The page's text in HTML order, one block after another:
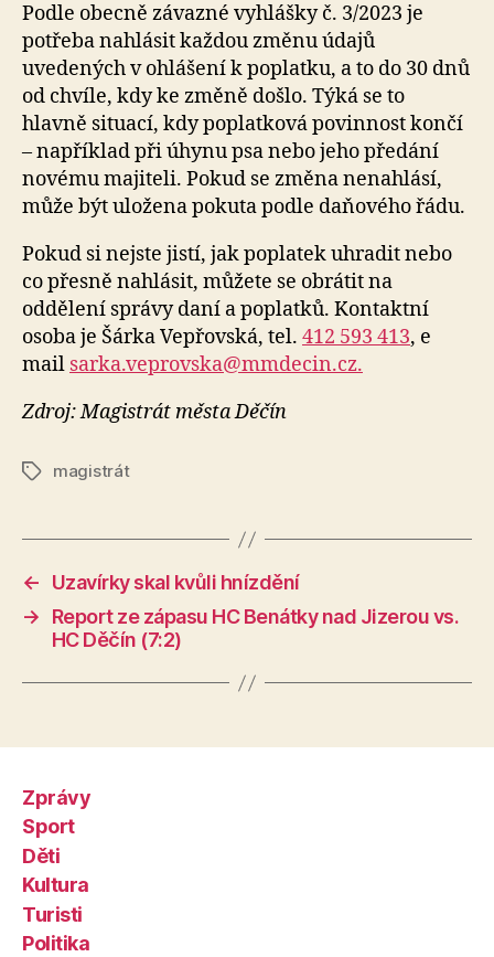
Podle obecně závazné vyhlášky č. 3/2023 je
potřeba nahlásit každou změnu údajů
uvedených v ohlášení k poplatku, a to do 30 dnů
od chvíle, kdy ke změně došlo. Týká se to
hlavně situací, kdy poplatková povinnost končí
– například při úhynu psa nebo jeho předání
novému majiteli. Pokud se změna nenahlásí,
může být uložena pokuta podle daňového řádu.
Pokud si nejste jistí, jak poplatek uhradit nebo
co přesně nahlásit, můžete se obrátit na
oddělení správy daní a poplatků. Kontaktní
osoba je Šárka Vepřovská, tel. 412 593 413, e
mail sarka.veprovska@mmdecin.cz.
Zdroj: Magistrát města Děčín
Štítkymagistrát
←
Uzavírky skal kvůli hnízdění
→
Report ze zápasu HC Benátky nad Jizerou vs.
HC Děčín (7:2)
Zprávy
Sport
Děti
Kultura
Turisti
Politika